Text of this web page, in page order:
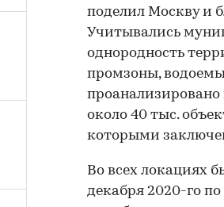
поделил Москву и
Учитывались
однородность
промзоны,
около 40 тыс.
которыми
Во всех локациях
декабря 2020-го